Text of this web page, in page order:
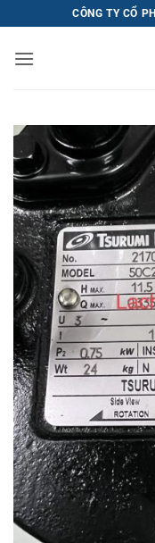
qua
nội
CÔNG TY CỔ